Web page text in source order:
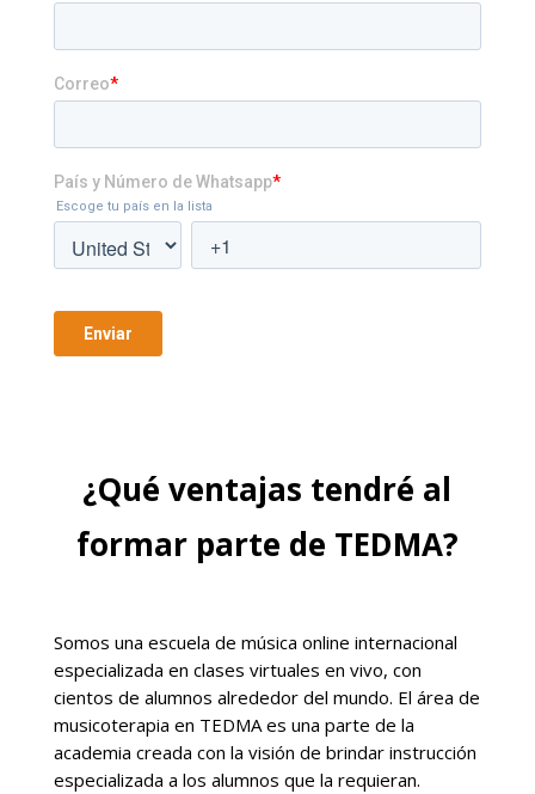
¿Qué ventajas tendré al
formar parte de TEDMA?
Somos una escuela de música online internacional
especializada en clases virtuales en vivo, con
cientos de alumnos alrededor del mundo. El área de
musicoterapia en TEDMA es una parte de la
academia creada con la visión de brindar instrucción
especializada a los alumnos que la requieran.